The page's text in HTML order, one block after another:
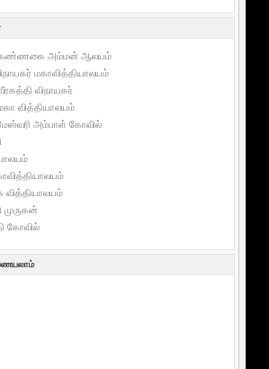
கண்ணகை அம்மன் ஆலயம்
மகாவித்தியாலயம்
விநாயகர்
மகா வித்தியாலயம்
அம்பாள் கோவில்
வித்தியாலயம்
முருகன்
கோவில்